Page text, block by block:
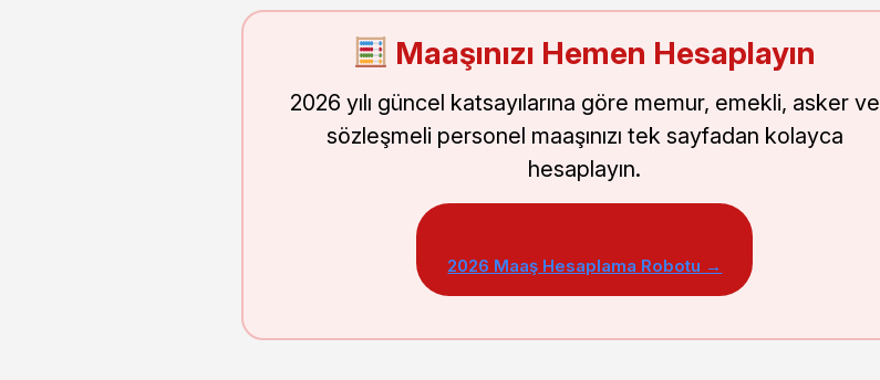
Maaşınızı Hemen Hesaplayın
2026 yılı güncel katsayılarına göre memur, emekli, asker ve
sözleşmeli personel maaşınızı tek sayfadan kolayca
hesaplayın.
2026 Maaş Hesaplama Robotu →